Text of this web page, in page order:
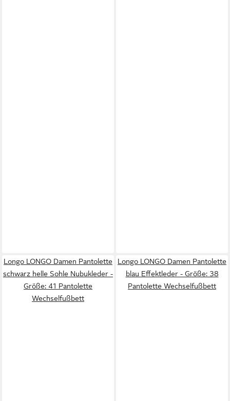
Longo LONGO Damen Pantolette
schwarz helle Sohle Nubukleder -
Größe: 41 Pantolette
Wechselfußbett
Longo LONGO Damen Pantolette
blau Effektleder - Größe: 38
Pantolette Wechselfußbett